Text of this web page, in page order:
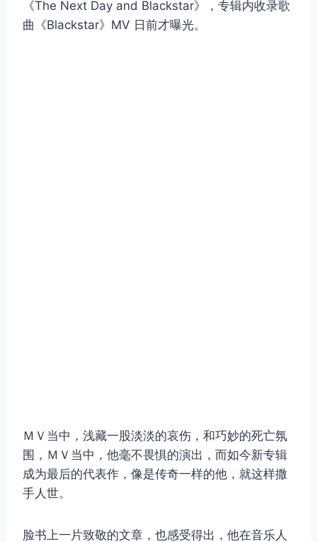
《The Next Day and Blackstar》，专辑内收录歌
曲《Blackstar》MV 日前才曝光。
ＭＶ当中，浅藏一股淡淡的哀伤，和巧妙的死亡氛
围，ＭＶ当中，他毫不畏惧的演出，而如今新专辑
成为最后的代表作，像是传奇一样的他，就这样撒
手人世。
脸书上一片致敬的文章，也感受得出，他在音乐人